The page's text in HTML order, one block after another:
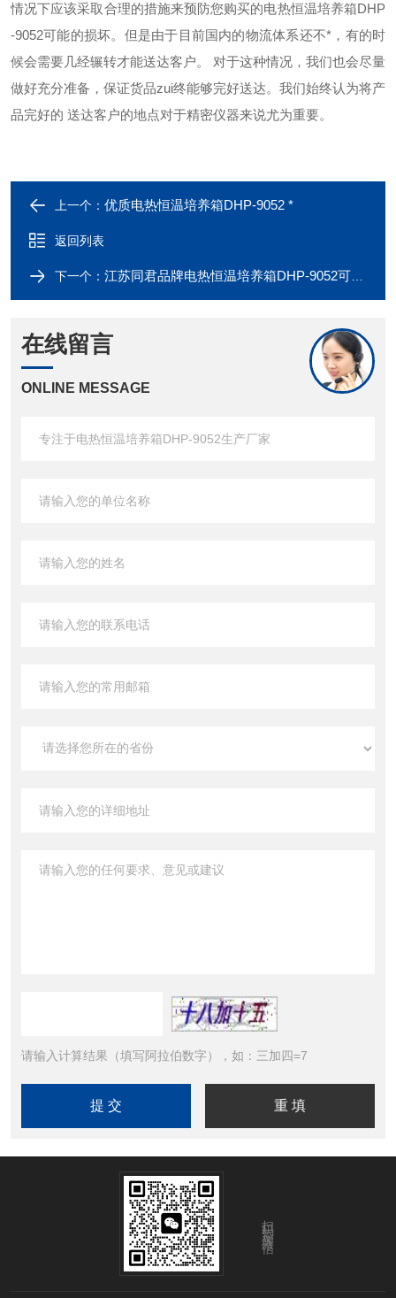
情况下应该采取合理的措施来预防您购买的电热恒温培养箱DHP
-9052可能的损坏。但是由于目前国内的物流体系还不*，有的时
候会需要几经辗转才能送达客户。
对于这种情况，我们也会尽量
做好充分准备，保证货品zui终能够完好送达。我们始终认为将产
品完好的 送达客户的地点对于精密仪器来说尤为重要。
上一个： 优质电热恒温培养箱DHP-9052 *
返回列表
下一个： 江苏同君品牌电热恒温培养箱DHP-9052可比进口产品
在线留言
ONLINE MESSAGE
请输入计算结果（填写阿拉伯数字），如：三加四=7
扫码添加微信